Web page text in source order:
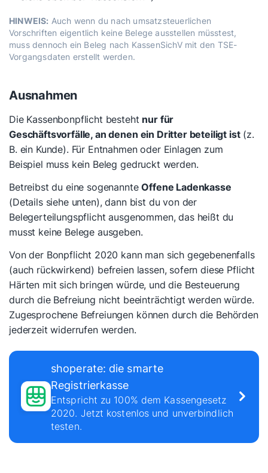
HINWEIS: Auch wenn du nach umsatzsteuerlichen
Vorschriften eigentlich keine Belege ausstellen müsstest,
muss dennoch ein Beleg nach KassenSichV mit den TSE-
Vorgangsdaten erstellt werden.
Ausnahmen
Die Kassenbonpflicht besteht nur für
Geschäftsvorfälle, an denen ein Dritter beteiligt ist(z.
B. ein Kunde). Für Entnahmen oder Einlagen zum
Beispiel muss kein Beleg gedruckt werden.
Betreibst du eine sogenannteOffene Ladenkasse
(Details siehe unten), dann bist du von der
Belegerteilungspflicht ausgenommen, das heißt du
musst keine Belege ausgeben.
Von der Bonpflicht 2020 kann man sich gegebenenfalls
(auch rückwirkend) befreien lassen, sofern diese Pflicht
Härten mit sich bringen würde, und die Besteuerung
durch die Befreiung nicht beeinträchtigt werden würde.
Zugesprochene Befreiungen können durch die Behörden
jederzeit widerrufen werden.
shoperate: die smarte
Registrierkasse
Entspricht zu 100% dem Kassengesetz
2020. Jetzt kostenlos und unverbindlich
testen.